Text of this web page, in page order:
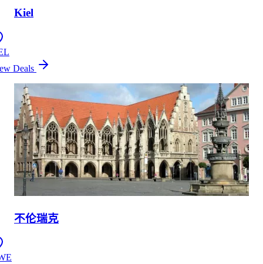
Kiel
Deals
不伦瑞克